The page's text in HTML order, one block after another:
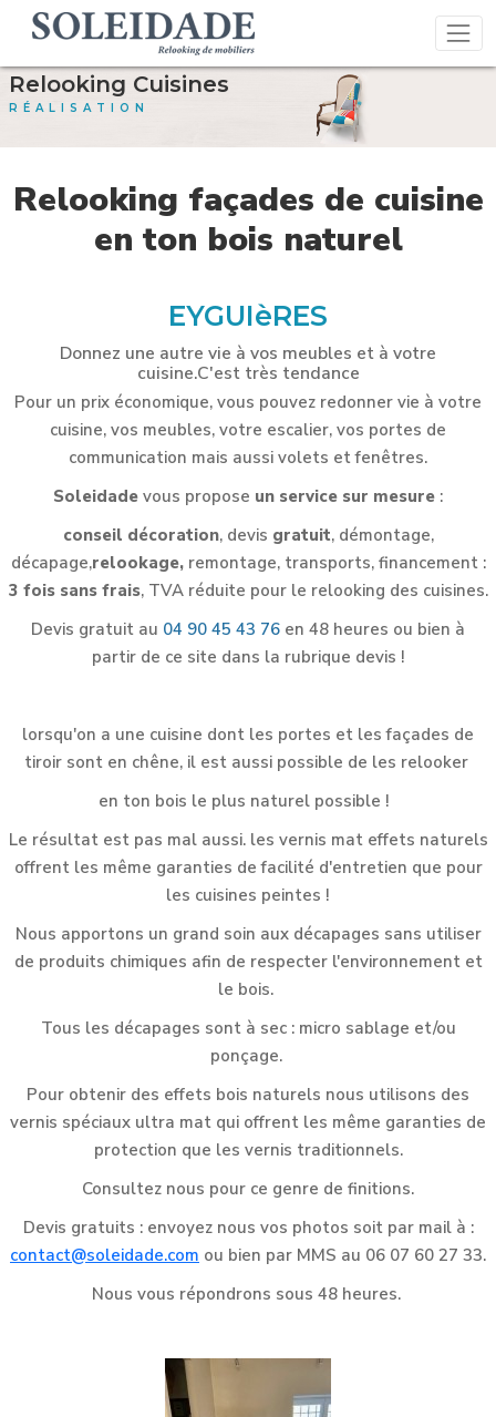
Relooking Cuisines
RÉALISATION
Relooking façades de cuisine
en ton bois naturel
EYGUIèRES
Donnez une autre vie à vos meubles et à votre
cuisine.C'est très tendance
Pour un prix économique, vous pouvez redonner vie à votre
cuisine, vos meubles, votre escalier, vos portes de
communication mais aussi volets et fenêtres.
Soleidade vous propose un service sur mesure :
conseil décoration, devis gratuit, démontage,
décapage,relookage,remontage, transports, financement :
3 fois sans frais, TVA réduite pour le relooking des cuisines.
Devis gratuit au 04 90 45 43 76 en 48 heures ou bien à
partir de ce site dans la rubrique devis !
lorsqu'on a une cuisine dont les portes et les façades de
tiroir sont en chêne, il est aussi possible de les relooker
en ton bois le plus naturel possible !
Le résultat est pas mal aussi. les vernis mat effets naturels
offrent les même garanties de facilité d'entretien que pour
les cuisines peintes !
Nous apportons un grand soin aux décapages sans utiliser
de produits chimiques afin de respecter l'environnement et
le bois.
Tous les décapages sont à sec : micro sablage et/ou
ponçage.
Pour obtenir des effets bois naturels nous utilisons des
vernis spéciaux ultra mat qui offrent les même garanties de
protection que les vernis traditionnels.
Consultez nous pour ce genre de finitions.
Devis gratuits : envoyez nous vos photos soit par mail à :
contact@soleidade.com ou bien par MMS au 06 07 60 27 33.
Nous vous répondrons sous 48 heures.